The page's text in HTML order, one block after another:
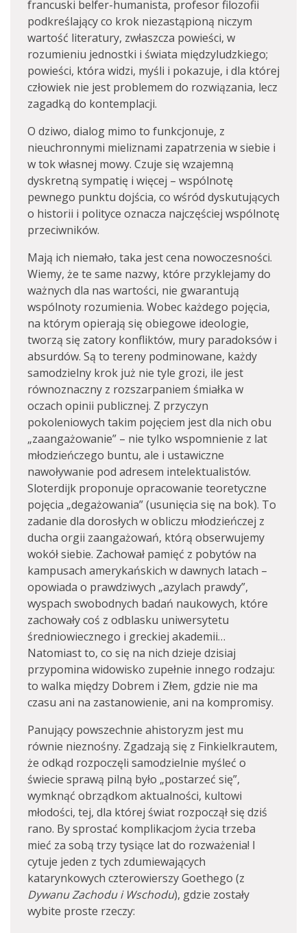
francuski belfer-humanista, profesor filozofii
podkreślający co krok niezastąpioną niczym
wartość literatury, zwłaszcza powieści, w
rozumieniu jednostki i świata międzyludzkiego;
powieści, która widzi, myśli i pokazuje, i dla której
człowiek nie jest problemem do rozwiązania, lecz
zagadką do kontemplacji.
O dziwo, dialog mimo to funkcjonuje, z
nieuchronnymi mieliznami zapatrzenia w siebie i
w tok własnej mowy. Czuje się wzajemną
dyskretną sympatię i więcej – wspólnotę
pewnego punktu dojścia, co wśród dyskutujących
o historii i polityce oznacza najczęściej wspólnotę
przeciwników.
Mają ich niemało, taka jest cena nowoczesności.
Wiemy, że te same nazwy, które przyklejamy do
ważnych dla nas wartości, nie gwarantują
wspólnoty rozumienia. Wobec każdego pojęcia,
na którym opierają się obiegowe ideologie,
tworzą się zatory konfliktów, mury paradoksów i
absurdów. Są to tereny podminowane, każdy
samodzielny krok już nie tyle grozi, ile jest
równoznaczny z rozszarpaniem śmiałka w
oczach opinii publicznej. Z przyczyn
pokoleniowych takim pojęciem jest dla nich obu
„zaangażowanie” – nie tylko wspomnienie z lat
młodzieńczego buntu, ale i ustawiczne
nawoływanie pod adresem intelektualistów.
Sloterdijk proponuje opracowanie teoretyczne
pojęcia „degażowania” (usunięcia się na bok). To
zadanie dla dorosłych w obliczu młodzieńczej z
ducha orgii zaangażowań, którą obserwujemy
wokół siebie. Zachował pamięć z pobytów na
kampusach amerykańskich w dawnych latach –
opowiada o prawdziwych „azylach prawdy”,
wyspach swobodnych badań naukowych, które
zachowały coś z odblasku uniwersytetu
średniowiecznego i greckiej akademii…
Natomiast to, co się na nich dzieje dzisiaj
przypomina widowisko zupełnie innego rodzaju:
to walka między Dobrem i Złem, gdzie nie ma
czasu ani na zastanowienie, ani na kompromisy.
Panujący powszechnie ahistoryzm jest mu
równie nieznośny. Zgadzają się z Finkielkrautem,
że odkąd rozpoczęli samodzielnie myśleć o
świecie sprawą pilną było „postarzeć się”,
wymknąć obrządkom aktualności, kultowi
młodości, tej, dla której świat rozpoczął się dziś
rano. By sprostać komplikacjom życia trzeba
mieć za sobą trzy tysiące lat do rozważenia! I
cytuje jeden z tych zdumiewających
katarynkowych czterowierszy Goethego (z
Dywanu Zachodu i Wschodu), gdzie zostały
wybite proste rzeczy: